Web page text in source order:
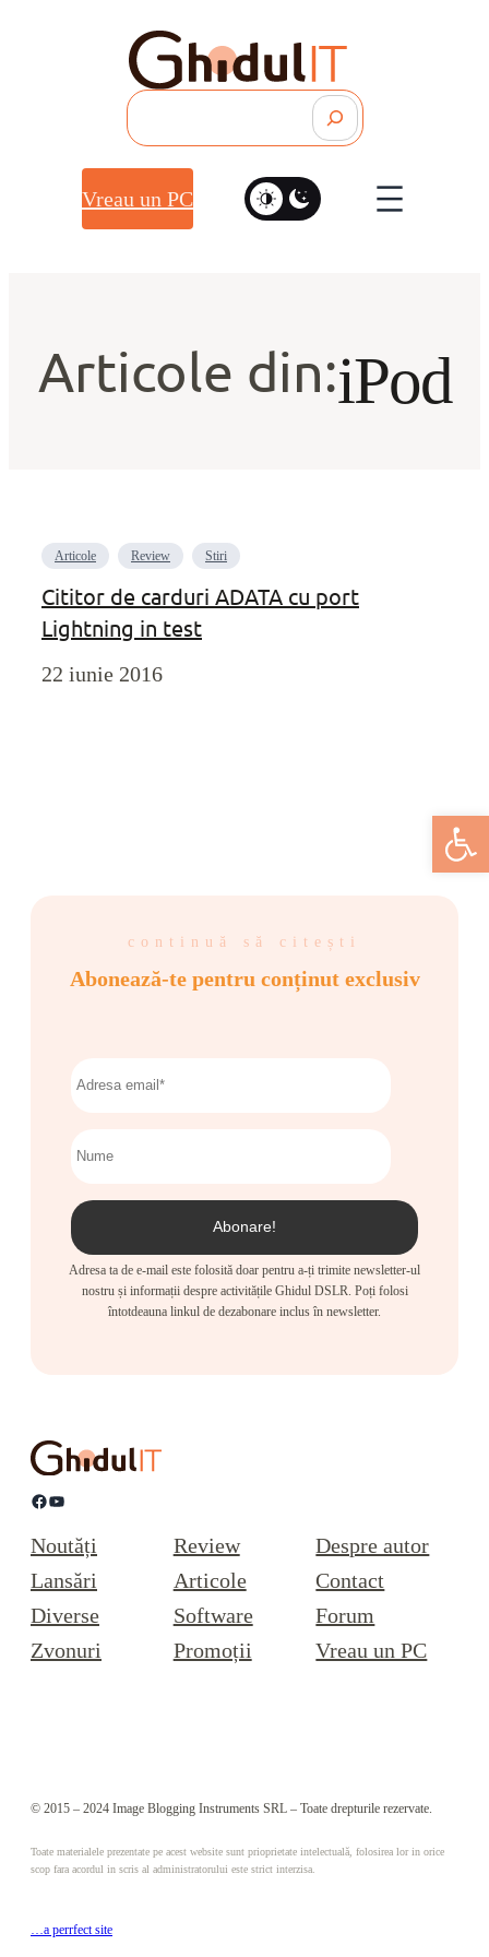
Deschide
Vreau un PC
Articole din:iPod
Articole Review Stiri
Cititor de carduri ADATA cu port
Lightning in test
22 iunie 2016
continuă să citești
Abonează-te pentru conținut exclusiv
Adresa ta de e-mail este folosită doar pentru a-ți trimite newsletter-ul
nostru și informații despre activitățile Ghidul DSLR. Poți folosi
întotdeauna linkul de dezabonare inclus în newsletter.
Facebook YouTube
Noutăți
Lansări
Diverse
Zvonuri
Review
Articole
Software
Promoții
Despre autor
Contact
Forum
Vreau un PC
© 2015 – 2024 Image Blogging Instruments SRL – Toate drepturile rezervate.
Toate materialele prezentate pe acest website sunt prioprietate intelectuală, folosirea lor in orice
scop fara acordul in scris al administratorului este strict interzisa.
…a perrfect site